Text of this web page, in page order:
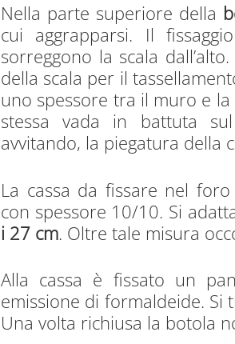
Nella parte superiore della
cui aggrapparsi. Il
sorreggono la scala
della scala per il
uno spessore tra il muro e
stessa vada in battuta
avvitando, la piegatura della
La cassa da fissare nel
con spessore 10/10. Si
i 27 cm. Oltre tale misura
Alla cassa è fissato un
emissione di formaldeide. Si
Una volta richiusa la botola